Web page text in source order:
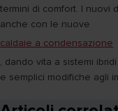
termini di comfort. I nuovi
anche con le nuove
caldaie a condensazione
, dando vita a sistemi
e semplici modifiche agli